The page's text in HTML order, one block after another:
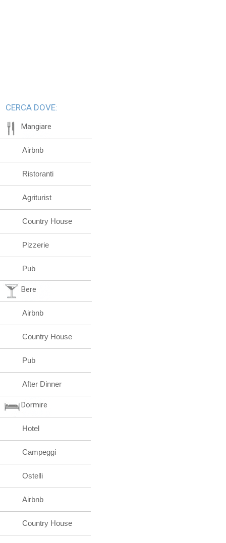
CERCA DOVE:
Mangiare
Airbnb
Ristoranti
Agriturist
Country House
Pizzerie
Pub
Bere
Airbnb
Country House
Pub
After Dinner
Dormire
Hotel
Campeggi
Ostelli
Airbnb
Country House